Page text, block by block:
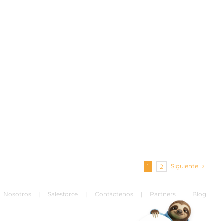
1 2 Siguiente
Nosotros Salesforce Contáctenos Partners Blog